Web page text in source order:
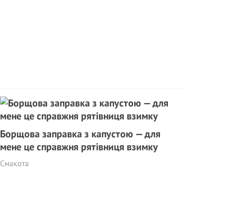
Борщова заправка з капустою — для
мене це справжня рятівниця взимку
Смакота